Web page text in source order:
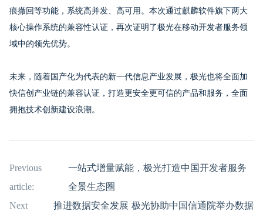
痕撤回等功能，系统高并发、高可用。本次通过麒麟软件旗下两大
核心操作系统的兼容性认证，再次证明了极光在移动开发者服务领
域中的领先优势。
未来，随着国产化为代表的新一代信息产业发展，极光也将全面加
快信创产业链的兼容认证，打造更安全更可信的产品和服务，全面
拥抱技术创新建设浪潮。
Previous
article:
一站式增量赋能，极光打造中国开发者服务
全景生态圈
Next
推进数据安全发展 极光协助中国信通院举办数据